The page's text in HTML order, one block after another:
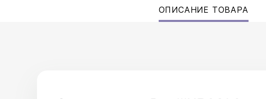
ОПИСАНИЕ ТОВАРА